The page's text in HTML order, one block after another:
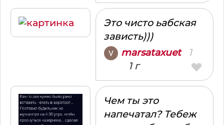
Это чисто ьабская
зависть)))
marsataxuet
1 г
1
Чем ты это
напечатал? Тебеж